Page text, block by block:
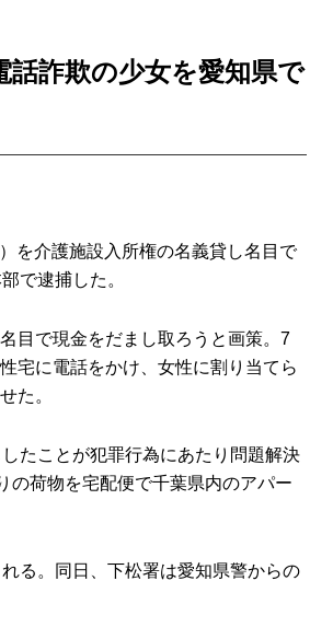
詐欺の少女を愛知県で
を介護施設入所権の名義貸し名目で
で逮捕した。
目で現金をだまし取ろうと画策。7
宅に電話をかけ、女性に割り当てら
た。
たことが犯罪行為にあたり問題解決
の荷物を宅配便で千葉県内のアパー
る。同日、下松署は愛知県警からの